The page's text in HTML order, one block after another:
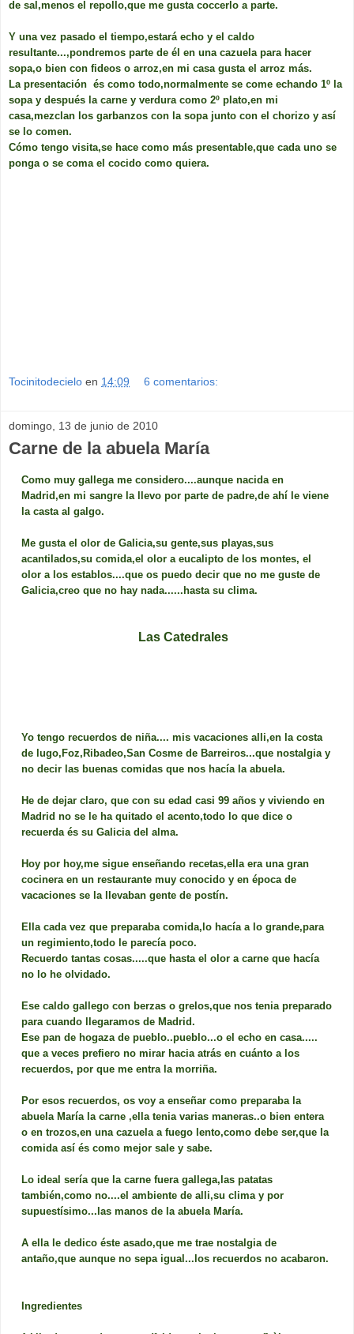
de sal,menos el repollo,que me gusta coccerlo a parte.
Y una vez pasado el tiempo,estará echo y el caldo
resultante...,pondremos parte de él en una cazuela para hacer
sopa,o bien con fideos o arroz,en mi casa gusta el arroz más.
La presentación és como todo,normalmente se come echando 1º la
sopa y después la carne y verdura como 2º plato,en mi
casa,mezclan los garbanzos con la sopa junto con el chorizo y así
se lo comen.
Cómo tengo visita,se hace como más presentable,que cada uno se
ponga o se coma el cocido como quiera.
Tocinitodecielo en 14:09 6 comentarios:
domingo, 13 de junio de 2010
Carne de la abuela María
Como muy gallega me considero....aunque nacida en
Madrid,en mi sangre la llevo por parte de padre,de ahí le viene
la casta al galgo.
Me gusta el olor de Galicia,su gente,sus playas,sus
acantilados,su comida,el olor a eucalipto de los montes, el
olor a los establos....que os puedo decir que no me guste de
Galicia,creo que no hay nada......hasta su clima.
Las Catedrales
Yo tengo recuerdos de niña.... mis vacaciones alli,en la costa
de lugo,Foz,Ribadeo,San Cosme de Barreiros...que nostalgia y
no decir las buenas comidas que nos hacía la abuela.
He de dejar claro, que con su edad casi 99 años y viviendo en
Madrid no se le ha quitado el acento,todo lo que dice o
recuerda és su Galicia del alma.
Hoy por hoy,me sigue enseñando recetas,ella era una gran
cocinera en un restaurante muy conocido y en época de
vacaciones se la llevaban gente de postín.
Ella cada vez que preparaba comida,lo hacía a lo grande,para
un regimiento,todo le parecía poco.
Recuerdo tantas cosas.....que hasta el olor a carne que hacía
no lo he olvidado.
Ese caldo gallego con berzas o grelos,que nos tenia preparado
para cuando llegaramos de Madrid.
Ese pan de hogaza de pueblo..pueblo...o el echo en casa.....
que a veces prefiero no mirar hacia atrás en cuánto a los
recuerdos, por que me entra la morriña.
Por esos recuerdos, os voy a enseñar como preparaba la
abuela María la carne ,ella tenia varias maneras..o bien entera
o en trozos,en una cazuela a fuego lento,como debe ser,que la
comida así és como mejor sale y sabe.
Lo ideal sería que la carne fuera gallega,las patatas
también,como no....el ambiente de alli,su clima y por
supuestísimo...las manos de la abuela María.
A ella le dedico éste asado,que me trae nostalgia de
antaño,que aunque no sepa igual...los recuerdos no acabaron.
Ingredientes